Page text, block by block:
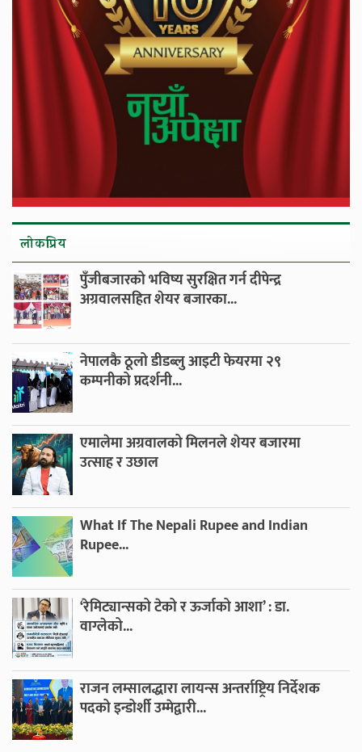
लाेकप्रिय
पुँजीबजारको भविष्य सुरक्षित गर्न दीपेन्द्र
अग्रवालसहित शेयर बजारका...
नेपालकै ठूलो डीडब्लु आइटी फेयरमा २९
कम्पनीको प्रदर्शनी...
एमालेमा अग्रवालको मिलनले शेयर बजारमा
उत्साह र उछाल
What If The Nepali Rupee and Indian
Rupee...
‘रेमिट्यान्सको टेको र ऊर्जाको आशा’ : डा.
वाग्लेको...
राजन लम्सालद्धारा लायन्स अन्तर्राष्ट्रिय निर्देशक
पदको इन्डोर्शी उम्मेद्वारी...